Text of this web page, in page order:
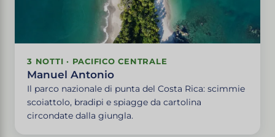
3 NOTTI · PACIFICO CENTRALE
Manuel Antonio
Il parco nazionale di punta del Costa Rica: scimmie
scoiattolo, bradipi e spiagge da cartolina
circondate dalla giungla.